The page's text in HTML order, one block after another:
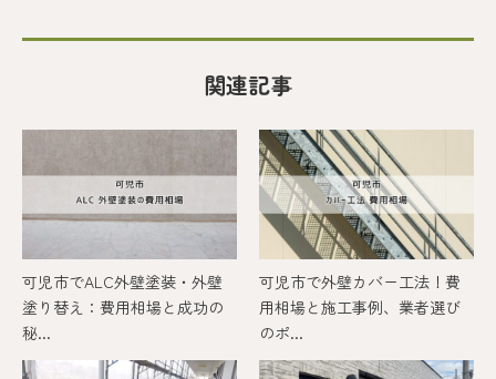
関連記事
可児市でALC外壁塗装・外壁
塗り替え：費用相場と成功の
秘...
可児市で外壁カバー工法！費
用相場と施工事例、業者選び
のポ...